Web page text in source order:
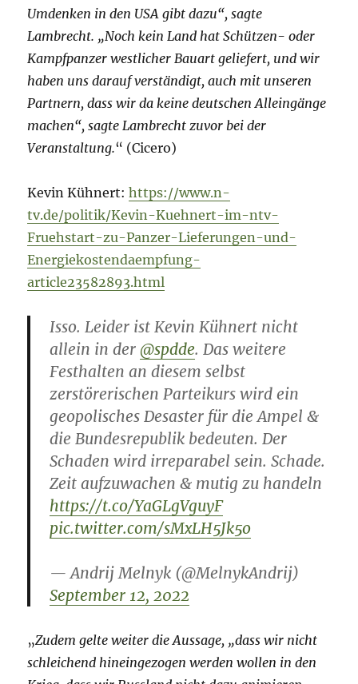
Umdenken in den USA gibt dazu“, sagte
Lambrecht. „Noch kein Land hat Schützen- oder
Kampfpanzer westlicher Bauart geliefert, und wir
haben uns darauf verständigt, auch mit unseren
Partnern, dass wir da keine deutschen Alleingänge
machen“, sagte Lambrecht zuvor bei der
Veranstaltung.“ (Cicero)
Kevin Kühnert:https://www.n-
tv.de/politik/Kevin-Kuehnert-im-ntv-
Fruehstart-zu-Panzer-Lieferungen-und-
Energiekostendaempfung-
article23582893.html
Isso. Leider ist Kevin Kühnert nicht
allein in der @spdde. Das weitere
Festhalten an diesem selbst
zerstörerischen Parteikurs wird ein
geopolisches Desaster für die Ampel &
die Bundesrepublik bedeuten. Der
Schaden wird irreparabel sein. Schade.
Zeit aufzuwachen & mutig zu handeln
https://t.co/YaGLgVguyF
pic.twitter.com/sMxLH5Jk5o
— Andrij Melnyk (@MelnykAndrij)
September 12, 2022
„Zudem gelte weiter die Aussage, „dass wir nicht
schleichend hineingezogen werden wollen in den